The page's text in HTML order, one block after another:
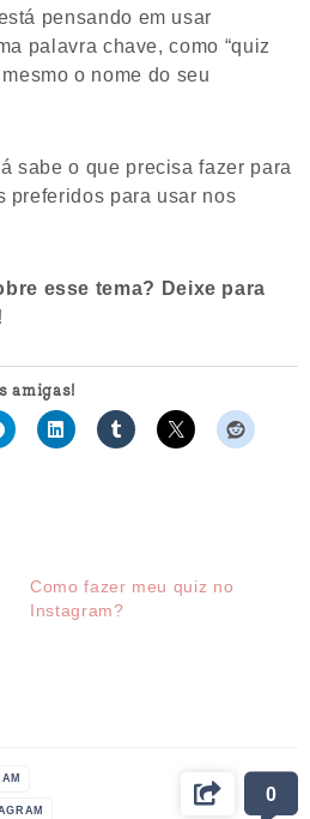
pensando em usar
palavra chave, como “quiz
o nome do seu
sabe o que precisa fazer para
preferidos para usar nos
esse tema? Deixe para
amigas!
Como fazer meu quiz no
Instagram?
0